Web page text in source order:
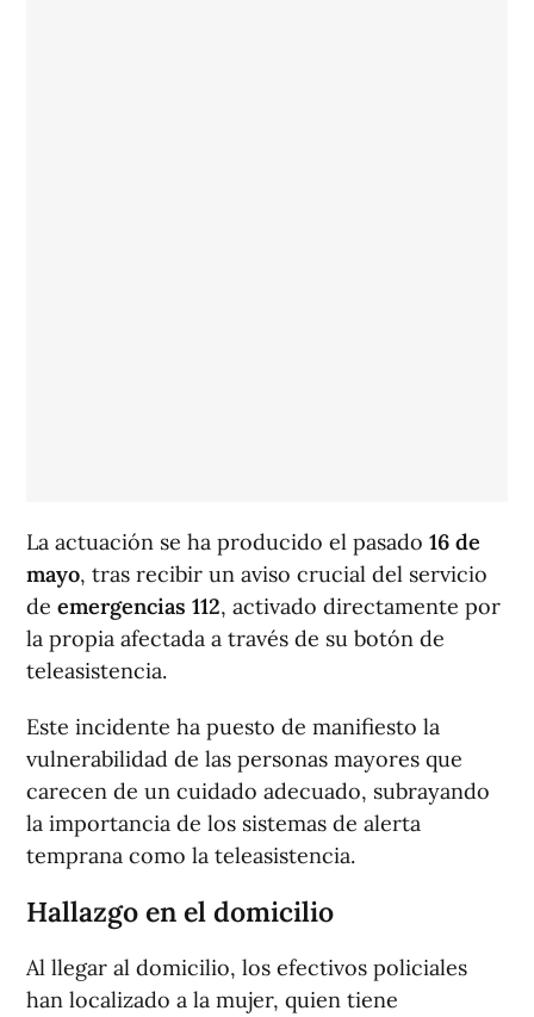
La actuación se ha producido el pasado 16 de
mayo, tras recibir un aviso crucial del servicio
de emergencias 112, activado directamente por
la propia afectada a través de su botón de
teleasistencia.
Este incidente ha puesto de manifiesto la
vulnerabilidad de las personas mayores que
carecen de un cuidado adecuado, subrayando
la importancia de los sistemas de alerta
temprana como la teleasistencia.
Hallazgo en el domicilio
Al llegar al domicilio, los efectivos policiales
han localizado a la mujer, quien tiene